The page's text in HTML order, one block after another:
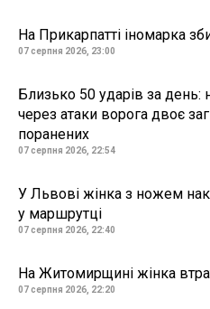
На Прикарпатті іномарка
07 серпня 2026, 23:00
Близько 50 ударів за день:
через атаки ворога двоє
поранених
07 серпня 2026, 22:54
У Львові жінка з ножем
у маршрутці
07 серпня 2026, 22:40
На Житомирщині жінка
07 серпня 2026, 22:20